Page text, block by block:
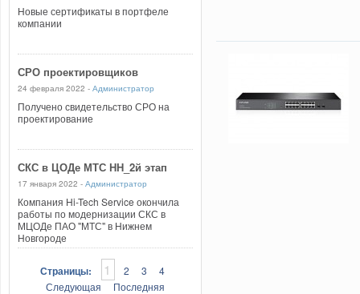
Новые сертификаты в портфеле
компании
СРО проектировщиков
24 февраля 2022 - Администратор
Получено свидетельство СРО на
проектирование
СКС в ЦОДе МТС НН_2й этап
17 января 2022 - Администратор
Компания Hi-Tech Service окончила
работы по модернизации СКС в
МЦОДе ПАО "МТС" в Нижнем
Новгороде
Страницы: 1 2 3
4
Следующая
Последняя